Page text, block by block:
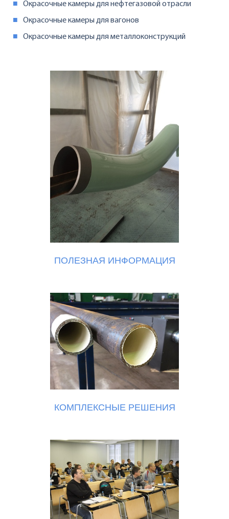
Окрасочные камеры для нефтегазовой отрасли
Окрасочные камеры для вагонов
Окрасочные камеры для металлоконструкций
ПОЛЕЗНАЯ ИНФОРМАЦИЯ
КОМПЛЕКСНЫЕ РЕШЕНИЯ